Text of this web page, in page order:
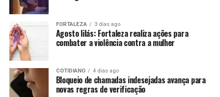
FORTALEZA 3 dias ago
Agosto lilás: Fortaleza realiza ações para
combater a violência contra a mulher
COTIDIANO 4 dias ago
Bloqueio de chamadas indesejadas avança para
novas regras de verificação